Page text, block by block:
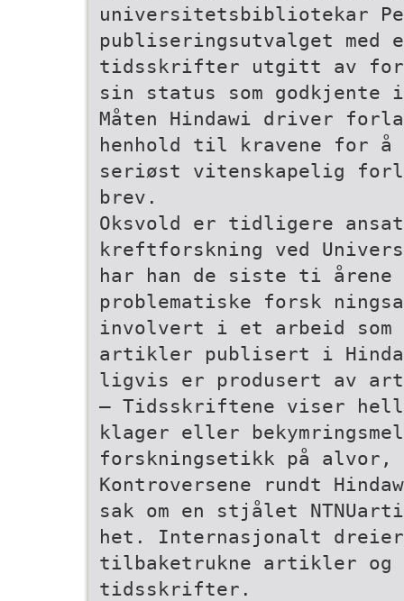
universitetsbibliotekar
publiseringsutvalget
tidsskrifter utgitt av
sin status som
Måten Hindawi driver
henhold til kravene for å
seriøst vitenskapelig
brev.
Oksvold er tidligere
kreftforskning ved
har han de siste ti
problematiske forsk­
involvert i et arbeid som
artikler publisert i
ligvis er produsert av
– Tidsskriftene viser
klager eller
forskningsetikk på alvor,
Kontroversene rundt
sak om en stjålet
het. Internasjonalt dreier
tilbaketrukne artikler og
tidsskrifter.